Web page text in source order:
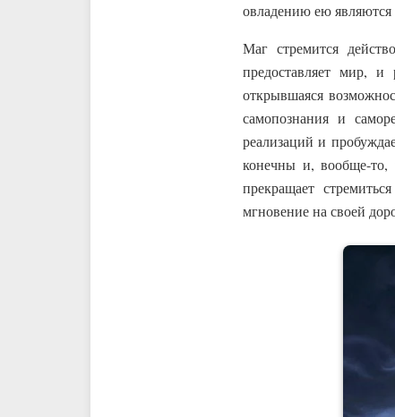
овладению ею
Маг стремится
предоставляет мир,
открывшаяся
самопознания и
реализаций и
конечны и, вообще-то,
прекращает
мгновение на своей